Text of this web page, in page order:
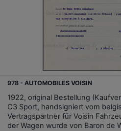
978 - AUTOMOBILES VOISIN
1922, original Bestellung
C3 Sport, handsigniert vom
Vertragspartner für Voisin
der Wagen wurde von Baron de